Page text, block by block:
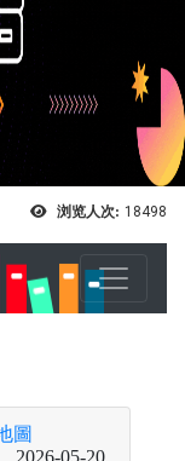
浏览人次: 18498